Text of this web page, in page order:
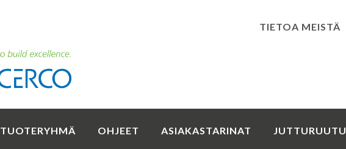
TIETOA MEISTÄ
TUOTERYHMÄ OHJEET ASIAKASTARINAT JUTTURUUTU